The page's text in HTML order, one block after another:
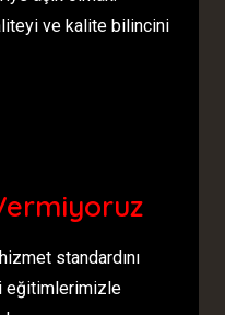
ve kalite bilincini
standardını
eğitimlerimizle